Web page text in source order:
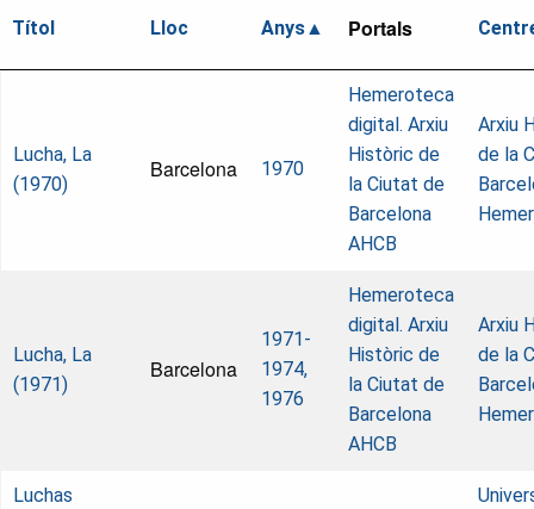
Títol Lloc Anys Portals
Lucha, La
(1970)
Barcelona 1970
Hemeroteca
digital. Arxiu
Històric de
la Ciutat de
Barcelona
AHCB
Arxiu
de la
Lucha, La
(1971)
Barcelona
1971-
1974,
1976
Hemeroteca
digital. Arxiu
Històric de
la Ciutat de
Barcelona
AHCB
Arxiu
de la
Luchas